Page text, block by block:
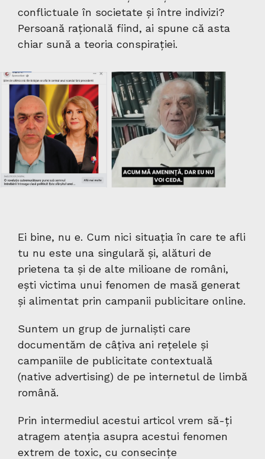
conflictuale în societate și între indivizi?
Persoană rațională fiind, ai spune că asta
chiar sună a teoria conspirației.
Ei bine, nu e. Cum nici situația în care te afli
tu nu este una singulară și, alături de
prietena ta și de alte milioane de români,
ești victima unui fenomen de masă generat
și alimentat prin campanii publicitare online.
Suntem un grup de jurnaliști care
documentăm de câțiva ani rețelele și
campaniile de publicitate contextuală
(native advertising) de pe internetul de limbă
română.
Prin intermediul acestui articol vrem să-ți
atragem atenția asupra acestui fenomen
extrem de toxic, cu consecințe